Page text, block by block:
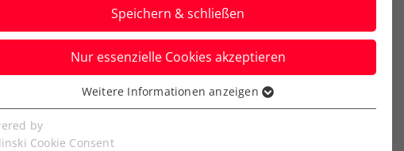
2021
ehrt vediente Sport-Funktionäre
Speichern & schließen
Nur essenzielle Cookies akzeptieren
Cookies werden für grundlegende Funktionen der
benötigt. Dadurch ist gewährleistet, dass die Webseite
Weitere Informationen anzeigen
by
Cookie Consent